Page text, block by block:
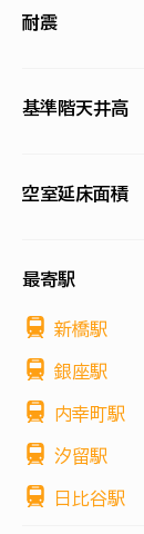
耐震
基準階天井高
空室延床面積
最寄駅
新橋駅
銀座駅
内幸町駅
汐留駅
日比谷駅